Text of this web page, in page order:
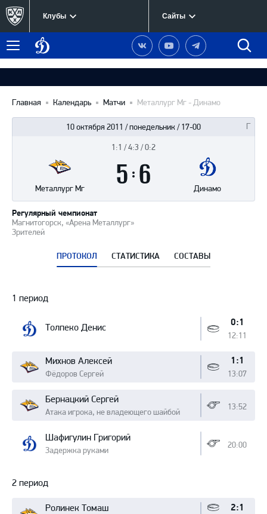
Клубы Сайты
Меню
Динамо
Москва
Наша
группа
Вконтакте
Наш
канал
YouTube
Наш
канал
Telegram
Главная Календарь Матчи Металлург Мг - Динамо
10 октября 2011 / понедельник / 17-00
Магнитогорск, «Арена Металлург»
Зрителей
Регулярный чемпионат
матча
1:1 / 4:3 / 0:2
Металлург Мг Динамо
ПРОТОКОЛ СТАТИСТИКА СОСТАВЫ
Протокол
1 период
Толпеко Денис 0:1
12:11
Михнов Алексей
Фёдоров Сергей
1:1
13:07
Бернацкий Сергей
Атака игрока, не владеющего шайбой
13:52
Шафигулин Григорий
Задержка руками
20:00
2 период
Ролинек Томаш 2:1